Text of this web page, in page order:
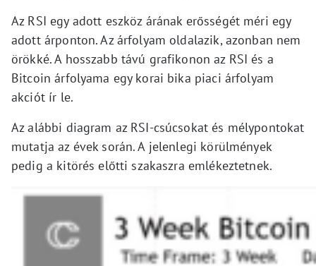
Az RSI egy adott eszköz árának erősségét méri egy
adott árponton. Az árfolyam oldalazik, azonban nem
örökké. A hosszabb távú grafikonon az RSI és a
Bitcoin árfolyama egy korai bika piaci árfolyam
akciót ír le.
Az alábbi diagram az RSI-csúcsokat és mélypontokat
mutatja az évek során. A jelenlegi körülmények
pedig a kitörés előtti szakaszra emlékeztetnek.